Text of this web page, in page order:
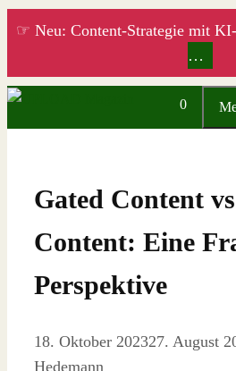
Zum
☞ Neu: Content-Strategie mit
…
0
Gated Content
Content: Eine
Perspektive
18. Oktober 202327. August
Hedemann